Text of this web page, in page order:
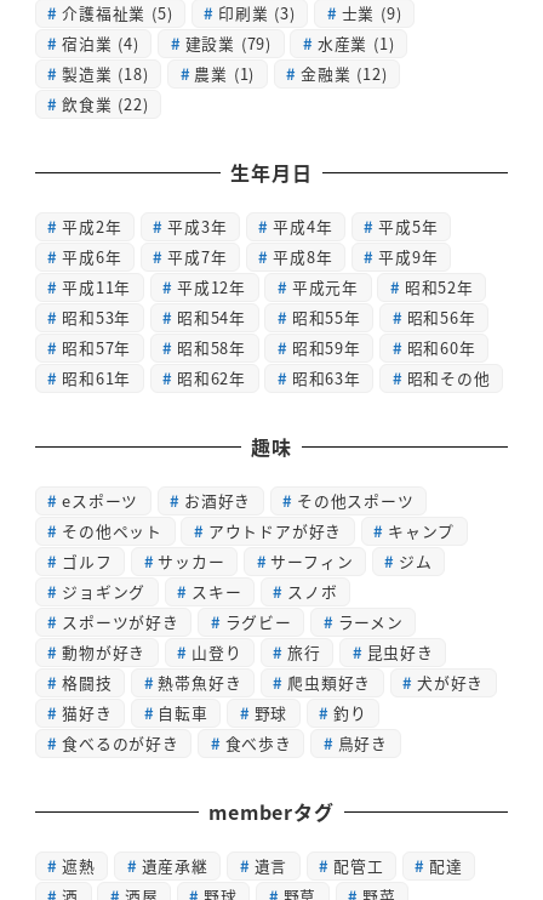
介護福祉業 (5) 印刷業 (3) 士業 (9)
宿泊業 (4) 建設業 (79) 水産業 (1)
製造業 (18) 農業 (1) 金融業 (12)
飲食業 (22)
生年月日
平成2年 平成3年 平成4年
平成5年
平成6年
平成7年 平成8年
平成9年
平成11年
平成12年 平成元年
昭和52年
昭和53年
昭和54年 昭和55年
昭和56年
昭和57年
昭和58年 昭和59年
昭和60年
昭和61年
昭和62年 昭和63年 昭和その他
趣味
eスポーツ お酒好き
その他スポーツ
その他ペット
アウトドアが好き
キャンプ
ゴルフ
サッカー サーフィン
ジム
ジョギング
スキー
スノボ
スポーツが好き
ラグビー
ラーメン
動物が好き
山登り 旅行
昆虫好き
格闘技
熱帯魚好き 爬虫類好き
犬が好き
猫好き
自転車 野球
釣り
食べるのが好き
食べ歩き 鳥好き
memberタグ
遮熱 遺産承継 遺言 配管工
配達